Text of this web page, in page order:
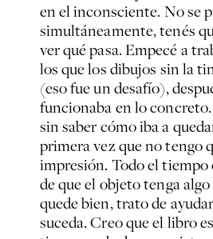
en el inconsciente. No se
simultáneamente, tenés
ver qué pasa. Empecé a
los que los dibujos sin la
(eso fue un desafío),
funcionaba en lo
sin saber cómo iba a
primera vez que no tengo
impresión. Todo el
de que el objeto tenga
quede bien, trato de
suceda. Creo que el libro